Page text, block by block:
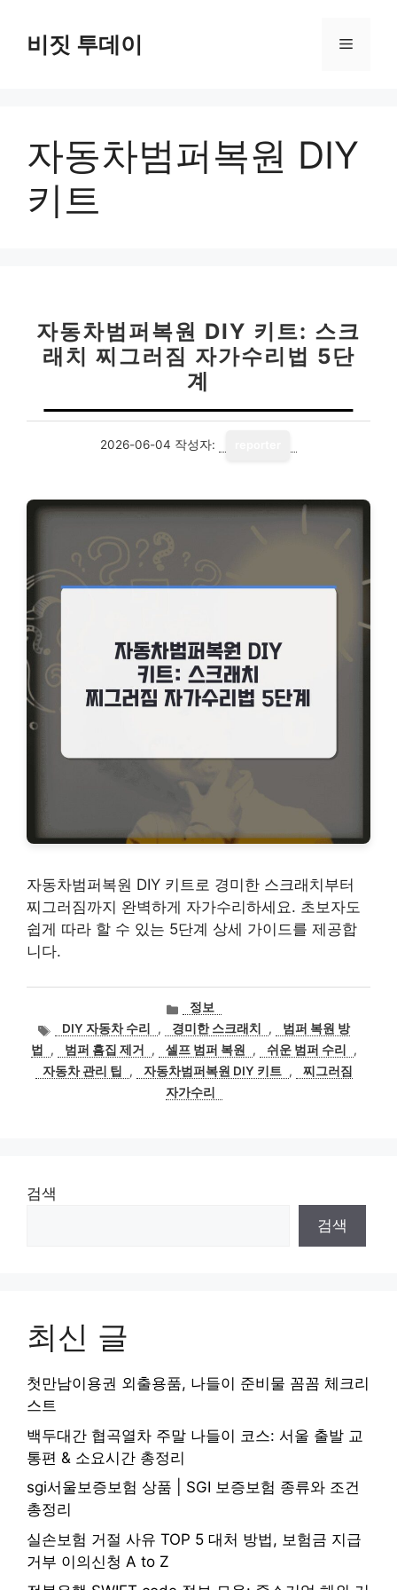
비짓 투데이 메
자동차범퍼복원 DIY
키트
자동차범퍼복원 DIY 키트: 스크
래치 찌그러짐 자가수리법 5단
계
2026-06-04 작성자:
자동차범퍼복원 DIY 키트로 경미한 스크래치부터
찌그러짐까지 완벽하게 자가수리하세요. 초보자도
쉽게 따라 할 수 있는 5단계 상세 가이드를 제공합
니다.
카
테
고
리
정보
태
그
DIY 자동차 수리 , 경미한 스크래치 ,
범퍼 복원 방
법
, 범퍼 흠집 제거 , 셀프 범퍼 복원 , 쉬운 범퍼 수리
,
자동차 관리 팁
, 자동차범퍼복원 DIY 키트 ,
찌그러짐
자가수리
검색
검색
최신 글
첫만남이용권 외출용품, 나들이 준비물 꼼꼼 체크리
스트
백두대간 협곡열차 주말 나들이 코스: 서울 출발 교
통편 & 소요시간 총정리
sgi서울보증보험 상품 | SGI 보증보험 종류와 조건
총정리
실손보험 거절 사유 TOP 5 대처 방법, 보험금 지급
거부 이의신청 A to Z